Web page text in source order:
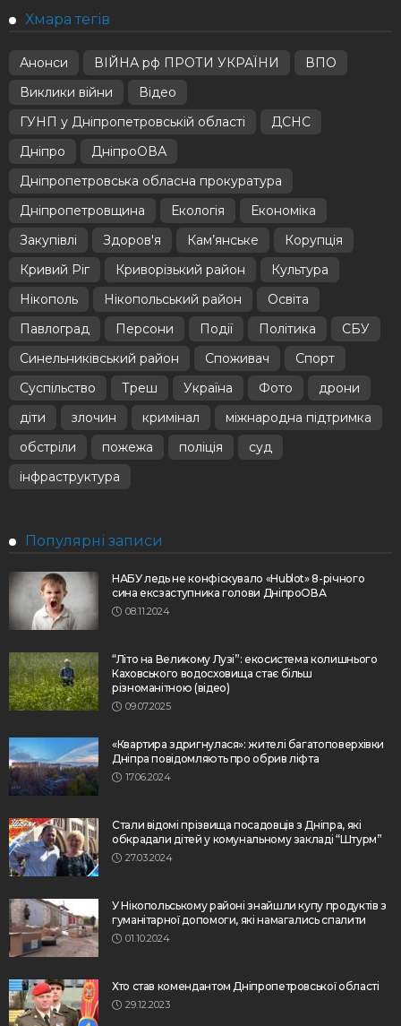
Хмара тегів
Анонси ВІЙНА рф ПРОТИ УКРАЇНИ
ВПО
Виклики війни
Відео
ГУНП у Дніпропетровській області
ДСНС
Дніпро
ДніпроОВА
Дніпропетровська обласна прокуратура
Дніпропетровщина
Екологія
Економіка
Закупівлі
Здоров'я Кам’янське
Корупція
Кривий Ріг
Криворізький район
Культура
Нікополь
Нікопольський район
Освіта
Павлоград
Персони Події Політика
СБУ
Синельниківський район
Споживач
Спорт
Суспільство
Треш Україна Фото
дрони
діти
злочин кримінал
міжнародна підтримка
обстріли
пожежа поліція
суд
інфраструктура
Популярні записи
НАБУ ледь не конфіскувало «Hublot» 8-річного
сина ексзаступника голови ДніпроОВА
08.11.2024
“Літо на Великому Лузі”: екосистема колишнього
Каховського водосховища стає більш
різноманітною (відео)
09.07.2025
«Квартира здригнулася»: жителі багатоповерхівки
Дніпра повідомляють про обрив ліфта
17.06.2024
Стали відомі прізвища посадовців з Дніпра, які
обкрадали дітей у комунальному закладі “Штурм”
27.03.2024
У Нікопольському районі знайшли купу продуктів з
гуманітарної допомоги, які намагались спалити
01.10.2024
Хто став комендантом Дніпропетровської області
29.12.2023